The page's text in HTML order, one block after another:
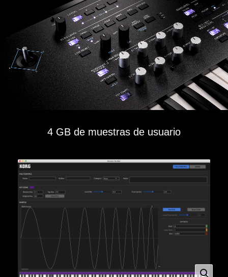
4 GB de muestras de usuario